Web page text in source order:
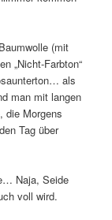
(mit
„Nicht-Farbton“
als
man mit langen
die Morgens
Tag über
Naja, Seide
voll wird.